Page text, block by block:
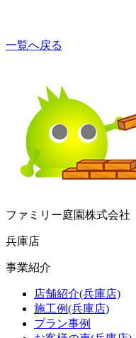
一覧へ戻る
ファミリー庭園株式会社
兵庫店
事業紹介
店舗紹介(兵庫店)
施工例(兵庫店)
プラン事例